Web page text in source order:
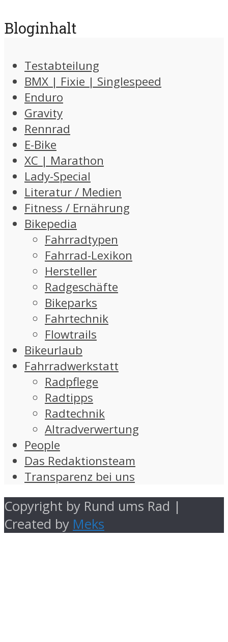
Bloginhalt
Testabteilung
BMX | Fixie | Singlespeed
Enduro
Gravity
Rennrad
E-Bike
XC | Marathon
Lady-Special
Literatur / Medien
Fitness / Ernährung
Bikepedia
Fahrradtypen
Fahrrad-Lexikon
Hersteller
Radgeschäfte
Bikeparks
Fahrtechnik
Flowtrails
Bikeurlaub
Fahrradwerkstatt
Radpflege
Radtipps
Radtechnik
Altradverwertung
People
Das Redaktionsteam
Transparenz bei uns
Copyright by Rund ums Rad |
Created by Meks